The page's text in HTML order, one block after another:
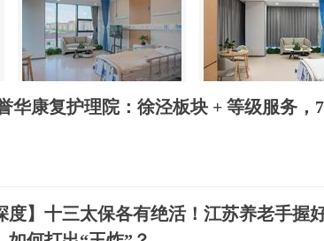
华康复护理院：徐泾板块 + 等级服务，
度】十三太保各有绝活！江苏养老手握